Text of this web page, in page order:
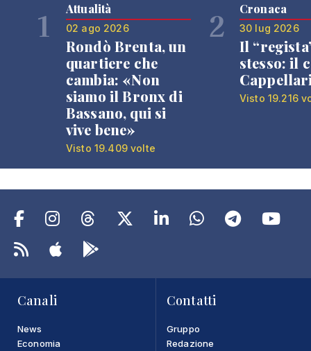
1 Attualità
02 ago 2026
Rondò Brenta, un
quartiere che
cambia: «Non
siamo il Bronx di
Bassano, qui si
vive bene»
Visto 19.409 volte
2 Cronaca
30 lug 2026
Il
stesso: il
Visto 19.216
Canali
News
Economia
Contatti
Gruppo
Redazione